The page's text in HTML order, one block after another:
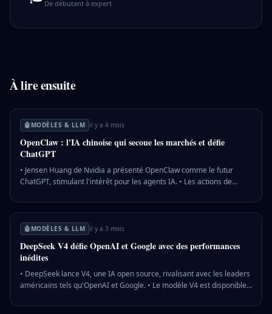
De débutant à expert
À lire ensuite
🤖 MODÈLES & LLM il y a 4 mois
OpenClaw : l'IA chinoise qui secoue les marchés et défie
ChatGPT
• Jensen Huang de Nvidia a présenté OpenClaw comme le futur
ChatGPT, stimulant l'intérêt pour les agents IA. • Les actions de
annonce. • OpenClaw, malgré ses 27 millions de visites mensuelles,
reste loin des 800 millions de ChatGPT. 💡 Pourquoi c'est important :
L'enthousiasme pour OpenClaw montre l'appétit des investisseurs
🤖 MODÈLES & LLM il y a 3 mois
DeepSeek V4 défie OpenAI et Google avec des performances
inédites
• DeepSeek lance V4, une IA open source, rivalisant avec les leaders
américains tels qu'OpenAI et Google. • Le modèle V4 est disponible
13 milliards. • Les performances de V4-Pro surpassent les